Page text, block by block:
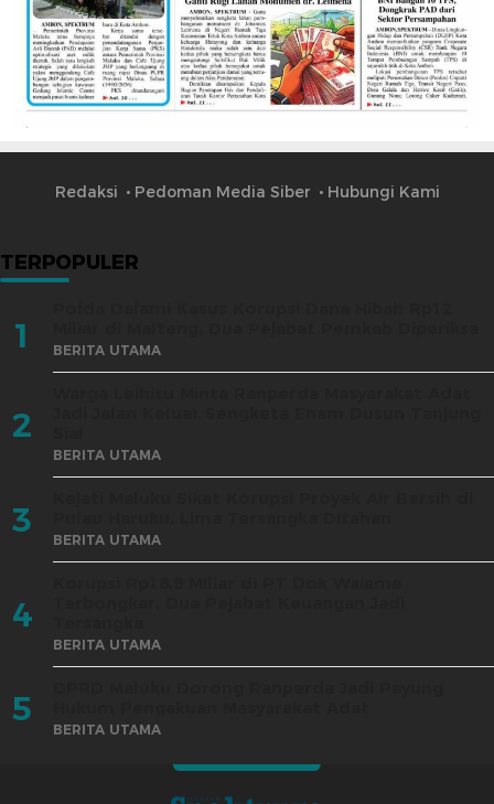
Redaksi Pedoman Media Siber Hubungi Kami
TERPOPULER
1 BERITA UTAMA
2
BERITA UTAMA
3 BERITA UTAMA
4
BERITA UTAMA
5
BERITA UTAMA